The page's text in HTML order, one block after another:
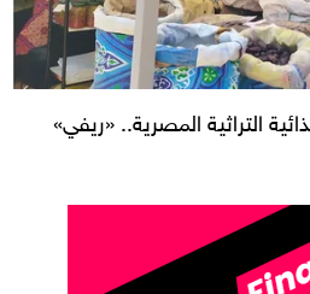
التراثية المصرية.. «ريفي»